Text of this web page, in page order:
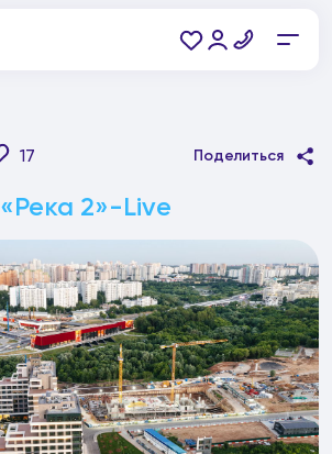
17 Поделиться
«Река 2»-Live